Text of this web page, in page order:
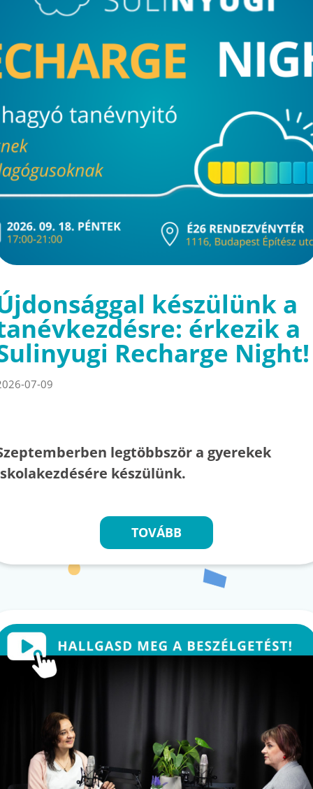
készülünk a
érkezik a
Recharge Night!
07-09
legtöbbször a gyerekek
készülünk.
TOVÁBB